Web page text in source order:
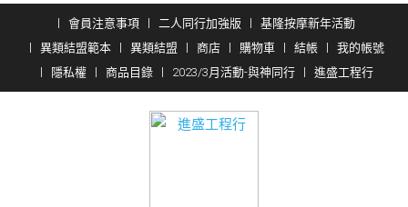
content
會員注意事項 二人同行加強版
基隆按摩新年活動
異類結盟範本
異類結盟 商店 購物車 結帳
我的帳號
隱私權
商品目錄 2023/3月活動-與神同行 進盛工程行